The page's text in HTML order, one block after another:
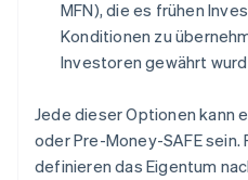
MFN), die es frühen
Konditionen zu
Investoren gewährt
Jede dieser Optionen kann
oder Pre-Money-SAFE sein.
definieren das Eigentum